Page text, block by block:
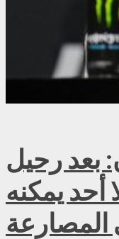
بعد رحيل
أحد يمكنه
المصارعة